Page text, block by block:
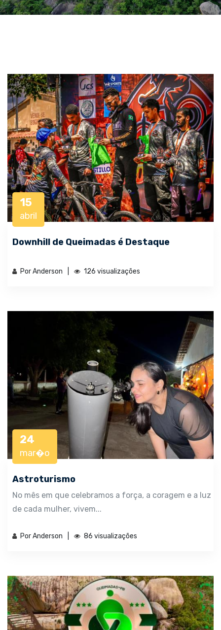
15
abril
Downhill de Queimadas é Destaque
Por Anderson 126 visualizações
24
mar�o
Astroturismo
No mês em que celebramos a força, a coragem e a luz
de cada mulher, vivem...
Por Anderson 86 visualizações